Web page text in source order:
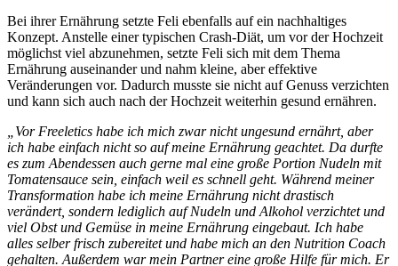
Bei ihrer Ernährung setzte Feli ebenfalls auf ein nachhaltiges
Konzept. Anstelle einer typischen Crash-Diät, um vor der Hochzeit
möglichst viel abzunehmen, setzte Feli sich mit dem Thema
Ernährung auseinander und nahm kleine, aber effektive
Veränderungen vor. Dadurch musste sie nicht auf Genuss verzichten
und kann sich auch nach der Hochzeit weiterhin gesund ernähren.
„Vor Freeletics habe ich mich zwar nicht ungesund ernährt, aber
ich habe einfach nicht so auf meine Ernährung geachtet. Da durfte
es zum Abendessen auch gerne mal eine große Portion Nudeln mit
Tomatensauce sein, einfach weil es schnell geht. Während meiner
Transformation habe ich meine Ernährung nicht drastisch
verändert, sondern lediglich auf Nudeln und Alkohol verzichtet und
viel Obst und Gemüse in meine Ernährung eingebaut. Ich habe
alles selber frisch zubereitet und habe mich an den Nutrition Coach
gehalten. Außerdem war mein Partner eine große Hilfe für mich. Er